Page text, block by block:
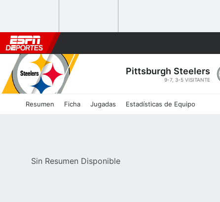
Pittsburgh Steelers
9-7 , 3-5 VISITANTE
Resumen Ficha Jugadas Estadísticas de Equipo
Sin Resumen Disponible